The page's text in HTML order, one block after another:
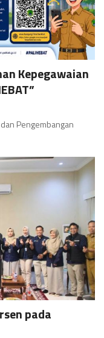
Kepegawaian
Pengembangan
pada